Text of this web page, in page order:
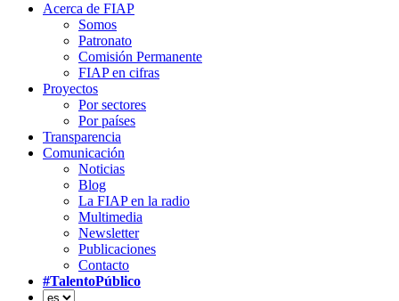
Acerca de FIAP
Somos
Patronato
Comisión Permanente
FIAP en cifras
Proyectos
Por sectores
Por países
Transparencia
Comunicación
Noticias
Blog
La FIAP en la radio
Multimedia
Newsletter
Publicaciones
Contacto
#TalentoPúblico